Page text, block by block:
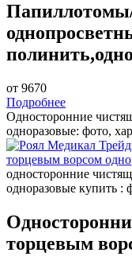
от 9670
Подробнее
Односторонние
одноразовые: фото,
односторонние
одноразовые купить :
торцевым